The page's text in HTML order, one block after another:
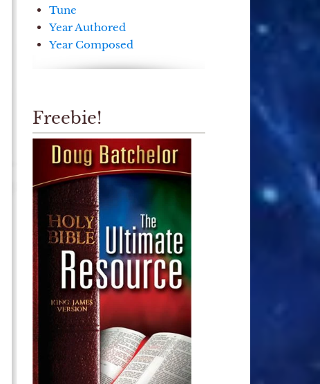
Tune
Year Authored
Year Composed
Freebie!